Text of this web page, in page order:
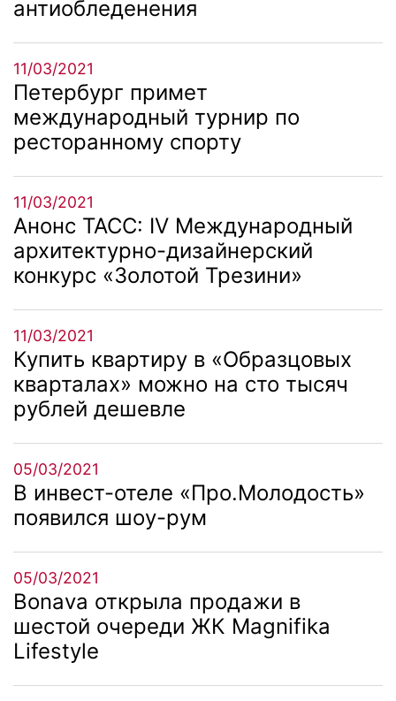
антиобледенения
11/03/2021
Петербург примет
международный турнир по
ресторанному спорту
11/03/2021
Анонс ТАСС: IV Международный
архитектурно-дизайнерский
конкурс «Золотой Трезини»
11/03/2021
Купить квартиру в «Образцовых
кварталах» можно на сто тысяч
рублей дешевле
05/03/2021
В инвест-отеле «Про.Молодость»
появился шоу-рум
05/03/2021
Bonava открыла продажи в
шестой очереди ЖК Magnifika
Lifestyle